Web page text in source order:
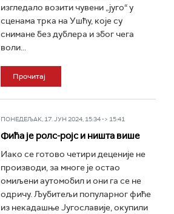
изгледало возити чувени „југо“ у
сценама трка на Ушћу, које су
снимане без дублера и због чега
воли...
Прочитај
ПОНЕДЕЉАК, 17. ЈУН 2024, 15:34 -> 15:41
Фића је ролс-ројс и ништа више
Иако се готово четири деценије не
производи, за многе је остао
омиљени аутомобил и они га се не
одричу. Љубитељи популарног фиће
из некадашње Југославије, окупили